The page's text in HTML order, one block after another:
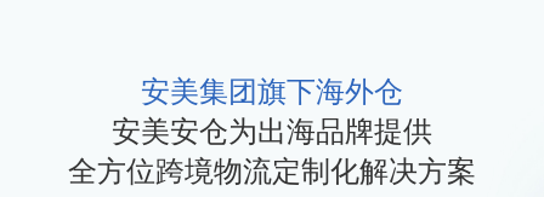
安美集团旗下海外仓
安美安仓为出海品牌提供
全方位跨境物流定制化解决方案